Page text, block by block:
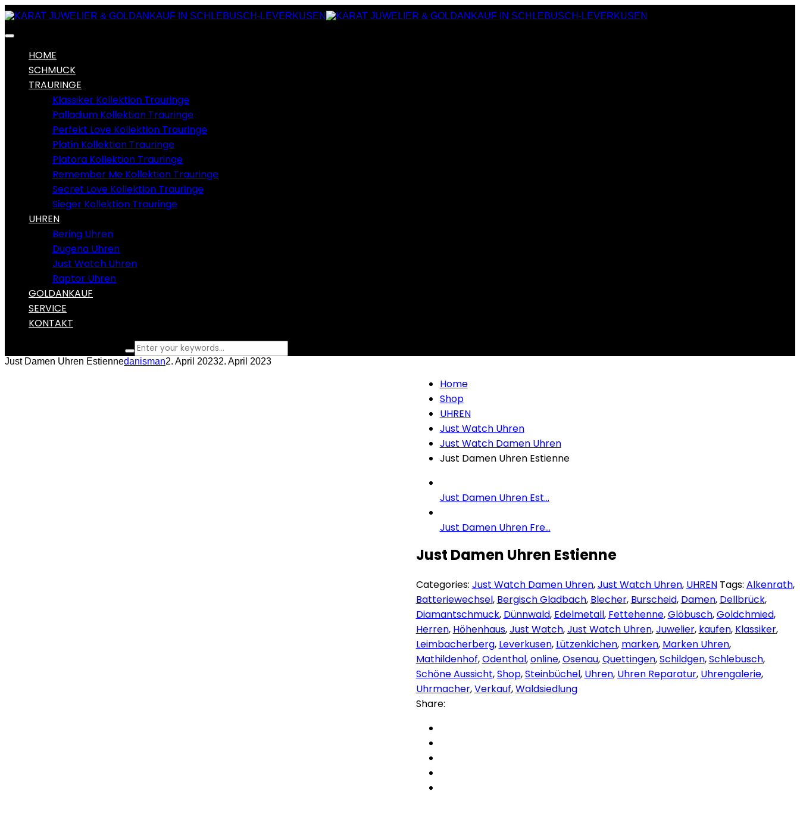
HOME
SCHMUCK
TRAURINGE
Klassiker Kollektion Trauringe
Palladium Kollektion Trauringe
Perfekt Love Kollektion Trauringe
Platin Kollektion Trauringe
Platora Kollektion Trauringe
Remember Me Kollektion Trauringe
Secret Love Kollektion Trauringe
Sieger Kollektion Trauringe
UHREN
Bering Uhren
Dugena Uhren
Just Watch Uhren
Raptor Uhren
GOLDANKAUF
SERVICE
KONTAKT
Just Damen Uhren Estiennedanisman2. April 20232. April 2023
Home
Shop
UHREN
Just Watch Uhren
Just Watch Damen Uhren
Just Damen Uhren Estienne
Just Damen Uhren Est...
Just Damen Uhren Fre...
Just Damen Uhren Estienne
Categories: Just Watch Damen Uhren,Just Watch Uhren, UHREN Tags: Alkenrath,
Batteriewechsel, Bergisch Gladbach, Blecher, Burscheid, Damen, Dellbrück,
Diamantschmuck, Dünnwald, Edelmetall, Fettehenne,Glöbusch,Goldchmied,
Herren, Höhenhaus,Just Watch,Just Watch Uhren,Juwelier, kaufen, Klassiker,
Leimbacherberg, Leverkusen, Lützenkichen, marken, Marken Uhren,
Mathildenhof,Odenthal,online,Osenau,Quettingen,Schildgen,Schlebusch,
Schöne Aussicht,Shop,Steinbüchel, Uhren, Uhren Reparatur, Uhrengalerie,
Uhrmacher,Verkauf,Waldsiedlung
Share: